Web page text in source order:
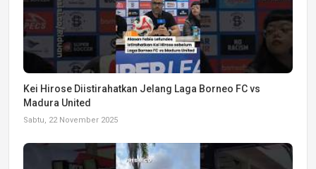
Kei Hirose Diistirahatkan Jelang Laga Borneo FC vs
Madura United
Sabtu, 22 November 2025